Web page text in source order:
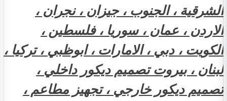
الشرقية ، الجنوب ، جيزان ، نجران ،
الاردن ، عمان ، سوريا ، فلسطين ،
الكويت ، دبي ، الامارات ، ابوظبي ، تركيا ،
لبنان ، بيروت تصميم ديكور داخلي ،
تصميم ديكور خارجي ، تجهيز مطاعم ،